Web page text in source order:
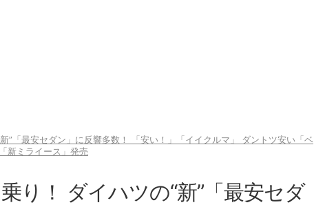
”「最安セダン」に反響多数！ 「安い！」「イイクルマ」 ダントツ安い「ベ
新ミライース」発売
り！ ダイハツの“新”「最安セダ